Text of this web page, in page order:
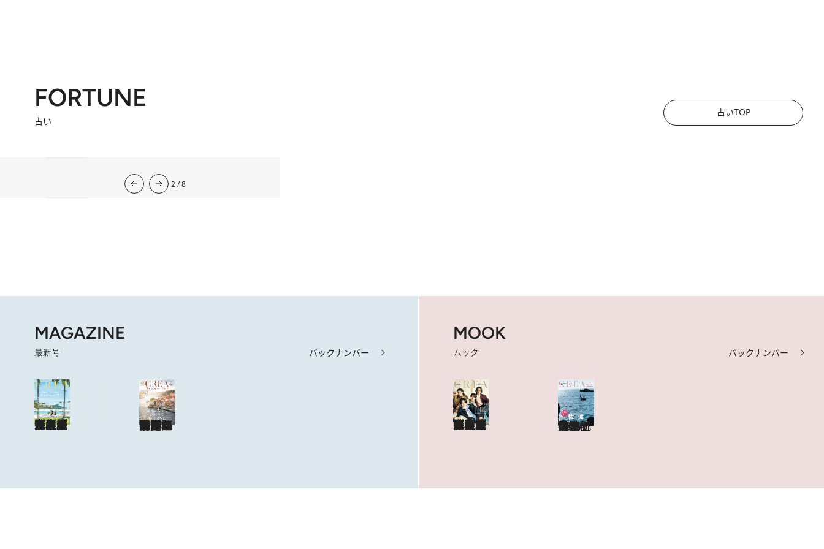
FORTUNE
占い
占いTOP
2026.7.31
2026.7.29
2026.7.6
東京ケイ子の 「オンナの算命学」2026.8.6
岡本翔子の日めくりムーンカレンダー2026.8.2
今週の12星座占い 2/8
MAGAZINE
最新号 バックナンバー
海も山もグルメも。人生最高の旅へ
やっぱり、ハワイ！
目次を見る
特集記事を読む
ショップリスト 海風と太陽に誘われてポルトガルに会いに行く
目次を見る
特集記事を読む
MOOK
ムック バックナンバー
海も山もグルメも。人生最高の旅へ
やっぱり、ハワイ！
目次を見る
特集記事を読む
ショップリスト CREA Due 佐渡
目次を見る
特集記事を読む